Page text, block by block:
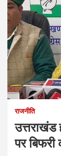
राजनीति
उत्तराखंड
पर बिफरी